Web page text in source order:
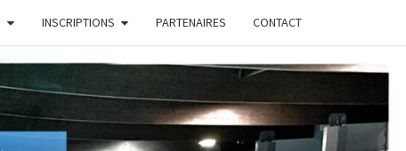
INSCRIPTIONS PARTENAIRES CONTACT